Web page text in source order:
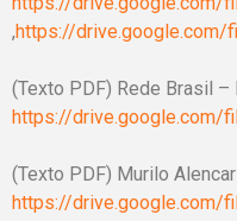
,https://drive.google.com/
(Texto PDF) Rede Brasil –
https://drive.google.com/
(Texto PDF) Murilo
https://drive.google.com/